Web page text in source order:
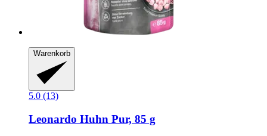
Warenkorb
5.0 (13)
Leonardo Huhn Pur, 85 g